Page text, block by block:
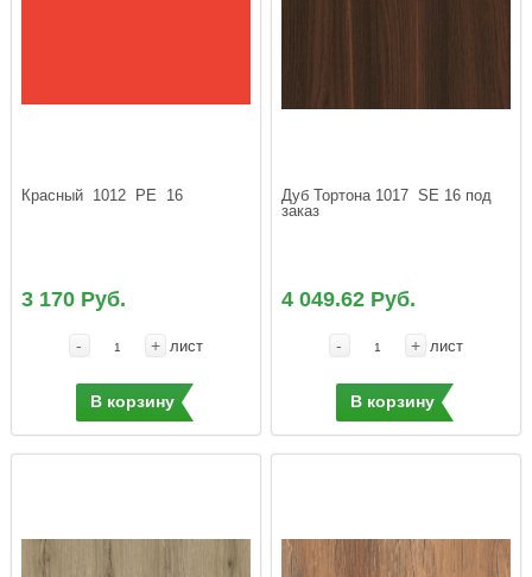
Красный  1012  РЕ  16
3 170 Руб.
- + лист
В корзину
Дуб Тортона 1017  SE 16 под
заказ
4 049.62 Руб.
- + лист
В корзину